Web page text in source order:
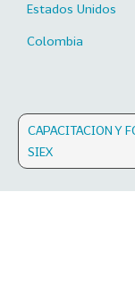
Estados Unidos
Colombia
CAPACITACION Y
SIEX